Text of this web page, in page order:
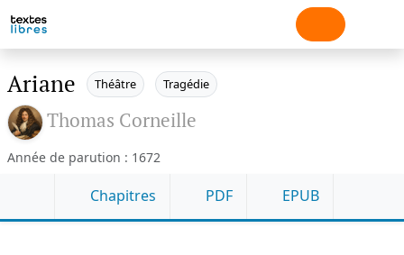
Ariane Théâtre Tragédie
Thomas Corneille
Année de parution : 1672
Chapitres PDF EPUB